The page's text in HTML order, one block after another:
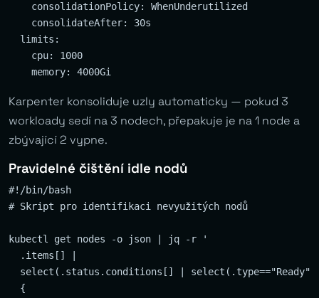
    consolidationPolicy: WhenUnderutilized
    consolidateAfter: 30s
  limits:
    cpu: 1000
Karpenter konsoliduje uzly automaticky — pokud 3
workloady sedí na 3 nodech, přepakuje je na 1 node a
zbývající 2 vypne.
Pravidelné čištění idle nodů
#!/bin/bash
# Skript pro identifikaci nevyužitých nodů
kubectl get nodes -o json | jq -r '
  .items[] |
select(.status.conditions[] | select(.type=="Ready"
  {